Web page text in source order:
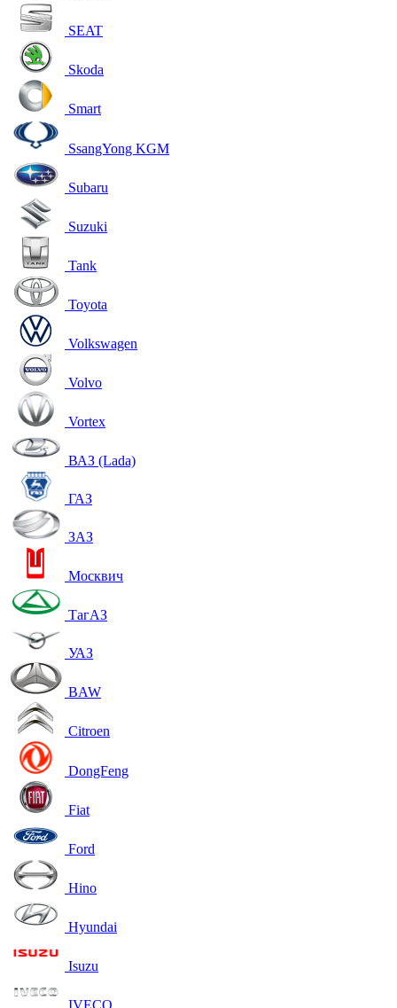
SEAT
Skoda
Smart
SsangYong KGM
Subaru
Suzuki
Tank
Toyota
Volkswagen
Volvo
Vortex
ВАЗ (Lada)
ГАЗ
ЗАЗ
Москвич
ТагАЗ
УАЗ
BAW
Citroen
DongFeng
Fiat
Ford
Hino
Hyundai
Isuzu